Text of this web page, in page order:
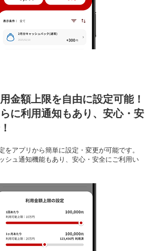
金額上限を自由に設定可能！
に利用通知もあり、安心・安
をアプリから簡単に設定・変更が可能です。
シュ通知機能もあり、安心・安全にご利用い